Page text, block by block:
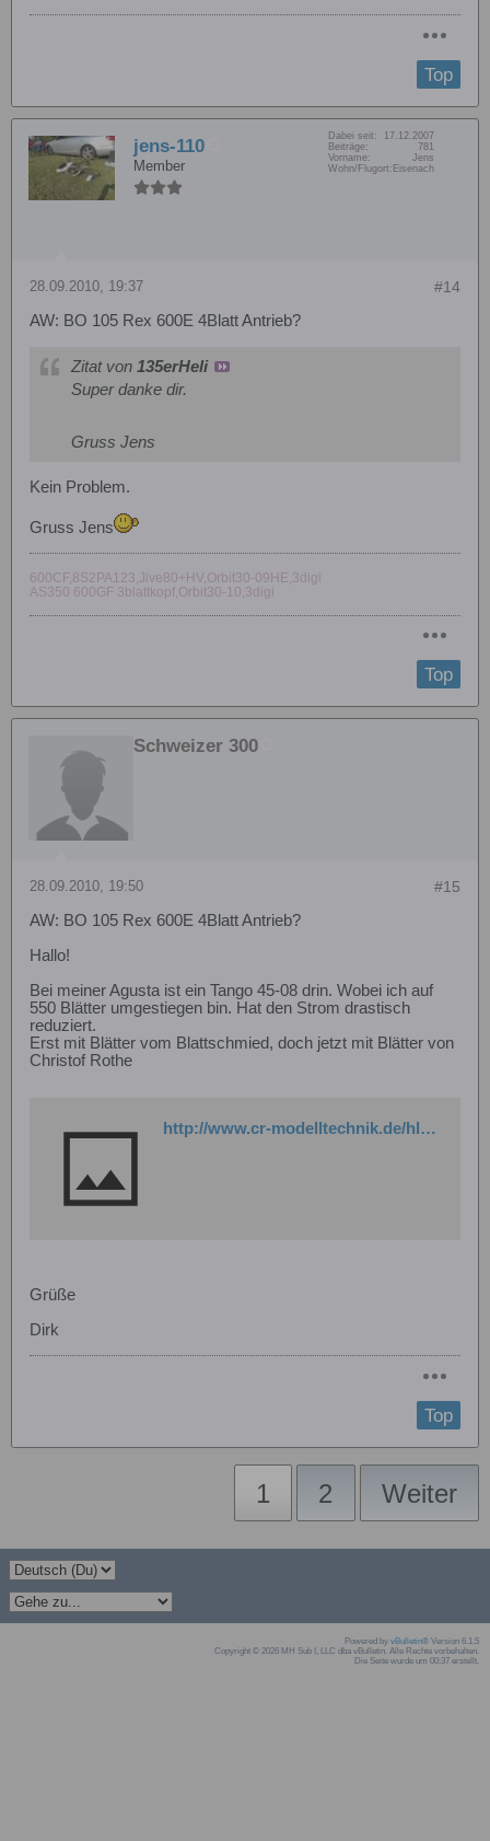
Top
jens-110
Member
Dabei seit:
17.12.2007
Beiträge:
781
Vorname:
Jens
Wohn/Flugort: Eisenach
#14
28.09.2010, 19:37
AW: BO 105 Rex 600E 4Blatt Antrieb?
Zitat von 135erHeli
Super danke dir.
Gruss Jens
Kein Problem.
Gruss Jens
600CF,8S2PA123,Jive80+HV,Orbit30-09HE,3digi
AS350 600GF 3blattkopf,Orbit30-10,3digi
Top
Schweizer 300
#15
28.09.2010, 19:50
AW: BO 105 Rex 600E 4Blatt Antrieb?
Hallo!
Bei meiner Agusta ist ein Tango 45-08 drin. Wobei ich auf
550 Blätter umgestiegen bin. Hat den Strom drastisch
reduziert.
Erst mit Blätter vom Blattschmied, doch jetzt mit Blätter von
Christof Rothe
http://www.cr-modelltechnik.de/hliefe1.htm
Grüße
Dirk
Top
1 2 Weiter
Powered by vBulletin® Version 6.1.5
Copyright © 2026 MH Sub I, LLC dba vBulletin. Alle Rechte vorbehalten.
Die Seite wurde um 00:37 erstellt.